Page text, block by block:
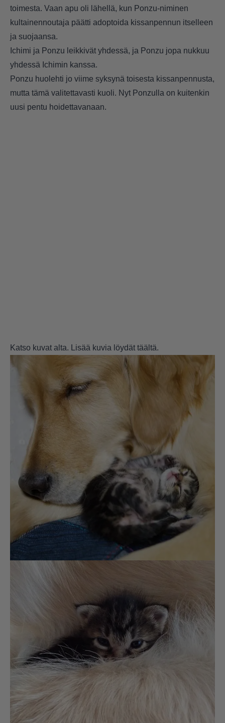
toimesta. Vaan apu oli lähellä, kun Ponzu-niminen
kultainennoutaja päätti adoptoida kissanpennun itselleen
ja suojaansa.
Ichimi ja Ponzu leikkivät yhdessä, ja Ponzu jopa nukkuu
yhdessä Ichimin kanssa.
Ponzu huolehti jo viime syksynä toisesta kissanpennusta,
mutta tämä valitettavasti kuoli. Nyt Ponzulla on kuitenkin
uusi pentu hoidettavanaan.
Katso kuvat alta. Lisää kuvia löydät täältä.